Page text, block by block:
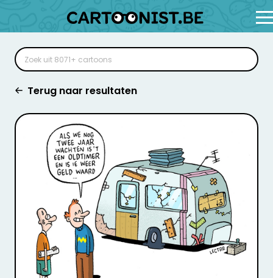
Terug naar resultaten